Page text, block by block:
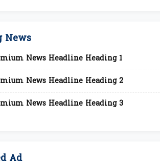
News
News Headline Heading 1
News Headline Heading 2
News Headline Heading 3
Ad